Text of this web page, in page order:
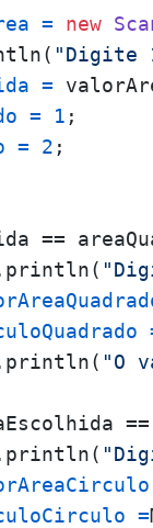
= new
"Digite
=
= 1 ;
= 2 ;
==
"O
=